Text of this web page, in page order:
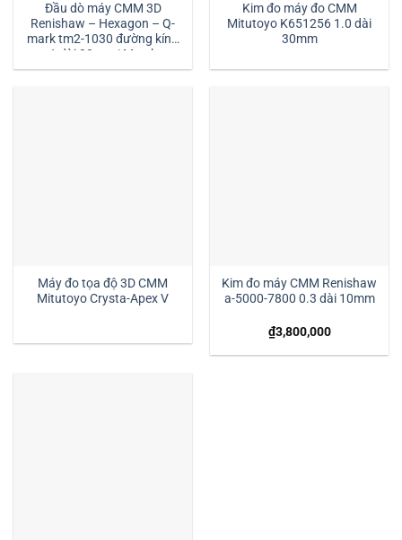
Đầu dò máy CMM 3D
Renishaw – Hexagon – Q-
mark tm2-1030 đường kính
1 dài 30mm:| Mstek
Technology
Kim đo máy đo CMM
Mitutoyo K651256 1.0 dài
30mm
Máy đo tọa độ 3D CMM
Mitutoyo Crysta-Apex V
Kim đo máy CMM Renishaw
a-5000-7800 0.3 dài 10mm
₫3,800,000